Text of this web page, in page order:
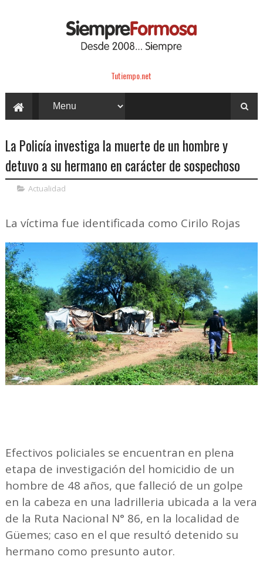
Tutiempo.net
La Policía investiga la muerte de un hombre y
detuvo a su hermano en carácter de sospechoso
Actualidad
La víctima fue identificada como Cirilo Rojas
Efectivos policiales se encuentran en plena
etapa de investigación del homicidio de un
hombre de 48 años, que falleció de un golpe
en la cabeza en una ladrilleria ubicada a la vera
de la Ruta Nacional N° 86, en la localidad de
Güemes; caso en el que resultó detenido su
hermano como presunto autor.